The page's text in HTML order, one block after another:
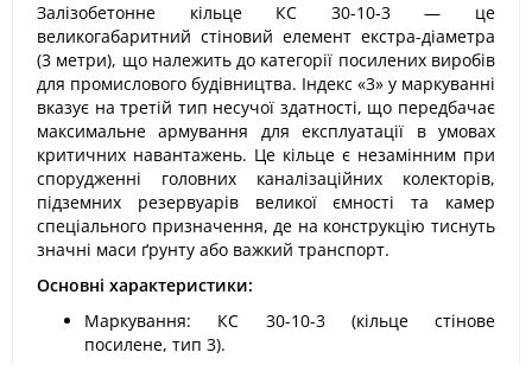
Залізобетонне кільце КС 30-10-3 — це
великогабаритний стіновий елемент екстра-діаметра
(3 метри), що належить до категорії посилених виробів
для промислового будівництва. Індекс «3» у маркуванні
вказує на третій тип несучої здатності, що передбачає
максимальне армування для експлуатації в умовах
критичних навантажень. Це кільце є незамінним при
спорудженні головних каналізаційних колекторів,
підземних резервуарів великої ємності та камер
спеціального призначення, де на конструкцію тиснуть
значні маси ґрунту або важкий транспорт.
Основні характеристики:
Маркування: КС 30-10-3 (кільце стінове
посилене, тип 3).